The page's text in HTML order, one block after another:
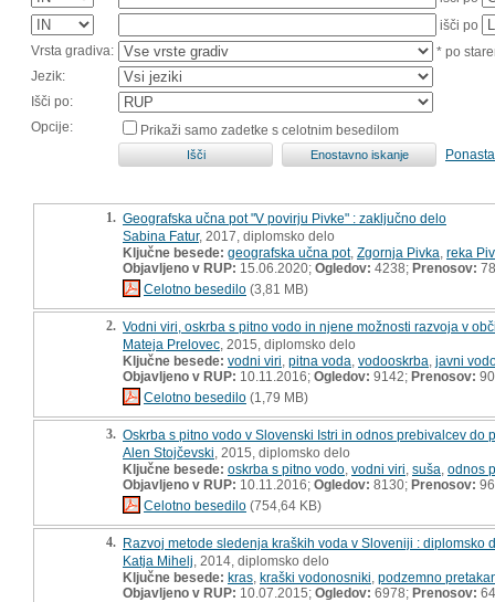
išči po
Vrsta gradiva:
* po
Jezik:
Išči po:
Opcije:
Prikaži samo zadetke s celotnim besedilom
1. Geografska učna pot "V povirju Pivke" : zaključno delo
Sabina Fatur, 2017, diplomsko delo
Ključne besede: geografska učna pot, Zgornja Pivka reka
Objavljeno v RUP: 15.06.2020; Ogledov: 4238; Prenosov: 78
Celotno besedilo (3,81 MB)
2. Vodni viri, oskrba s pitno vodo in njene možnosti razvoja v
Mateja Prelovec , 2015, diplomsko delo
Ključne besede: vodni viri pitna voda vodooskrba javni
Objavljeno v RUP: 10.11.2016; Ogledov: 9142; Prenosov: 90
Celotno besedilo (1,79 MB)
3. Oskrba s pitno vodo v Slovenski Istri in odnos prebivalcev do
Alen Stojčevski , 2015, diplomsko delo
Ključne besede: oskrba s pitno vodo vodni viri suša odnos
Objavljeno v RUP: 10.11.2016; Ogledov: 8130; Prenosov: 96
Celotno besedilo (754,64 KB)
4. Razvoj metode sledenja kraških voda v Sloveniji : diplomsko
Katja Mihelj , 2014, diplomsko delo
Ključne besede: kras kraški vodonosniki podzemno
Objavljeno v RUP: 10.07.2015; Ogledov: 6978; Prenosov: 64